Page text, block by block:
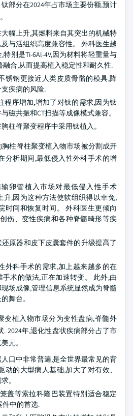
部分在2024年占市场主要份额,预计
幅上升,其燃料来自其突出的机械特
与活组织高度兼容性。 外科医生越
别是Ti-6Al-4V,因为材料将轻重量与
合,从而提高植入稳定性和耐久性.
锈钢更接近人类皮质骨骼的模具,降
疾病的风险.
程序增加,增加了对钛的需求,因为钛
磁共振和CT扫描等成像模式兼容。
柱脊聚变程序中采用钛植入。
柱脊柱聚变植入物市场被分割成开
分析期间,最低侵入性外科手术的增
输卵管植入市场对最低侵入性手术
升,因为这种方法使软组织得以幸免,
时间和恢复时间。 外科医生更倾向
伤、变性疾病和各种脊髓畸形等疾
原器和皮下皮囊套件的升级提高了
外科手术的需求,加上越来越多的在
术的做法,正在加速转变。 此外,由
场成像,管理信息系统显然成为脊髓
舞台。
变植入物市场分为变性盘病,脊髓外
. 2024年,退化性盘状疾病部分占了市
元。
口中非常普遍,是全世界最常见的背
动的大型病人基础,加大了对有效、
。
盖等索拉科隆巴装置特别适合稳定
件中的首选.